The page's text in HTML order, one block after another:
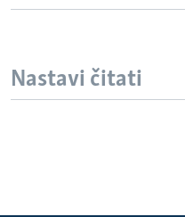
Nastavi čitati